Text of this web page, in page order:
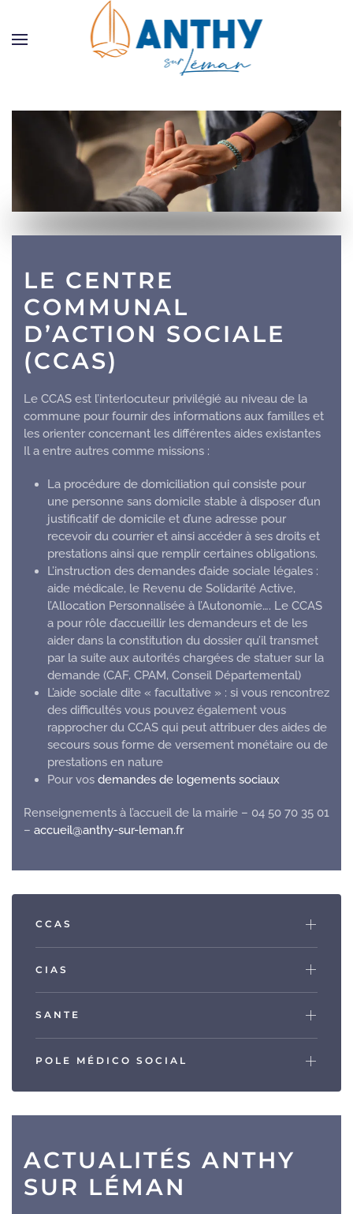
Skip to main content
LE CENTRE
COMMUNAL
D’ACTION SOCIALE
(CCAS)
Le CCAS est l’interlocuteur privilégié au niveau de la
commune pour fournir des informations aux familles et
les orienter concernant les différentes aides existantes
Il a entre autres comme missions :
La procédure de domiciliation qui consiste pour
une personne sans domicile stable à disposer d’un
justificatif de domicile et d’une adresse pour
recevoir du courrier et ainsi accéder à ses droits et
prestations ainsi que remplir certaines obligations.
L’instruction des demandes d’aide sociale légales :
aide médicale, le Revenu de Solidarité Active,
l’Allocation Personnalisée à l’Autonomie…. Le CCAS
a pour rôle d’accueillir les demandeurs et de les
aider dans la constitution du dossier qu’il transmet
par la suite aux autorités chargées de statuer sur la
demande (CAF, CPAM, Conseil Départemental)
L’aide sociale dite « facultative » : si vous rencontrez
des difficultés vous pouvez également vous
rapprocher du CCAS qui peut attribuer des aides de
secours sous forme de versement monétaire ou de
prestations en nature
Pour vos demandes de logements sociaux
Renseignements à l’accueil de la mairie – 04 50 70 35 01
– accueil@anthy-sur-leman.fr
CCAS
CIAS
SANTE
POLE MÉDICO SOCIAL
ACTUALITÉS ANTHY
SUR LÉMAN